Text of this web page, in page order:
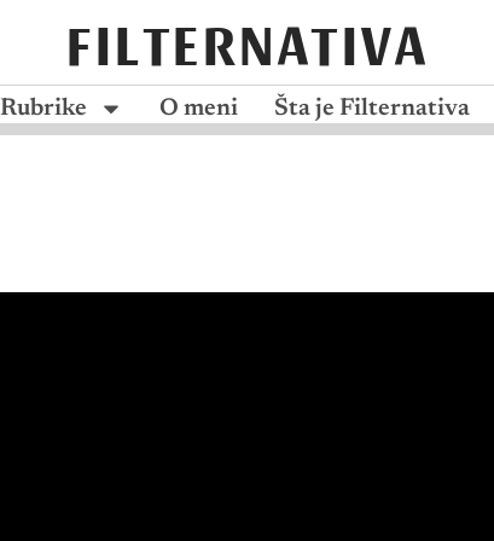
FILTERNATIVA
Rubrike O meni Šta je Filternativa